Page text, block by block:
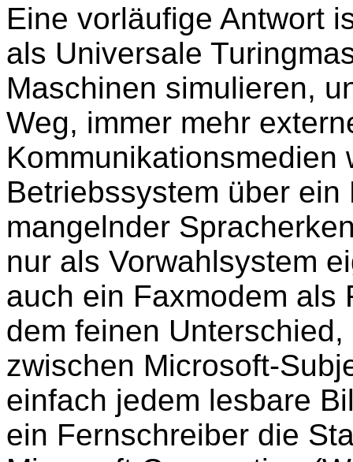
Eine vorläufige Antwort
als Universale
Maschinen simulieren,
Weg, immer mehr
Kommunikationsmedien
Betriebssystem über
mangelnder
nur als Vorwahlsystem
auch ein Faxmodem als
dem feinen
zwischen Microsoft-
einfach jedem lesbare
ein Fernschreiber die